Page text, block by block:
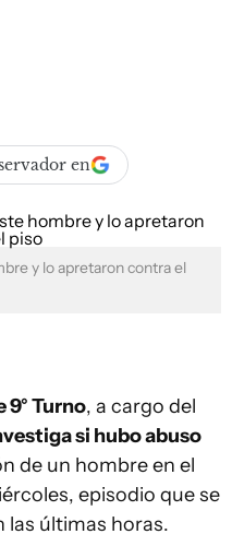
en
y lo apretaron contra el
9° Turno, a cargo del
si hubo abuso
de un hombre en el
episodio que se
las últimas horas.